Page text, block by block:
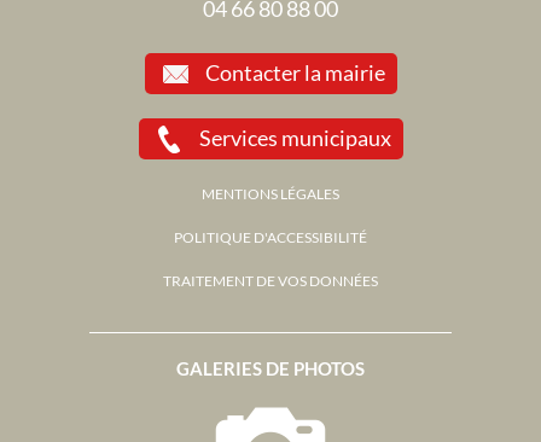
GALERIES DE PHOTOS
04 66 80 88 00
Contacter la mairie
Services municipaux
MENTIONS LÉGALES
POLITIQUE D'ACCESSIBILITÉ
TRAITEMENT DE VOS DONNÉES